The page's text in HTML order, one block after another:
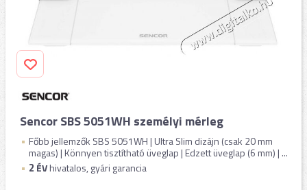
Sencor SBS 5051WH személyi mérleg
Főbb jellemzők SBS 5051WH | Ultra Slim dizájn (csak 20 mm
magas) | Könnyen tisztítható üveglap | Edzett üveglap (6 mm) | ...
2 ÉVhivatalos, gyári garancia